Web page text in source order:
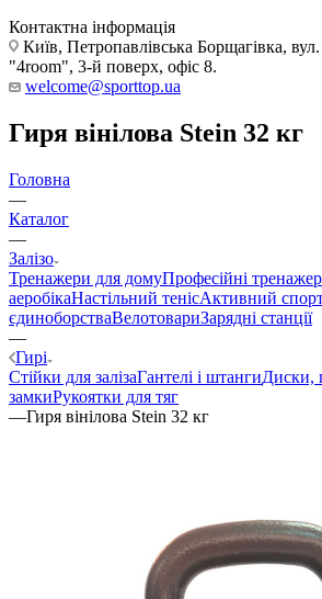
Контактна інформація
Київ, Петропавлівська Борщагівка,
"4room", 3-й поверх, офіс 8.
welcome@sporttop.ua
Гиря вінілова Stein 32 кг
Головна
—
Каталог
—
Залізо
Тренажери для домуПрофесійні
аеробікаНастільний тенісАктивний
єдиноборстваВелотовариЗарядні станції
—
Гирі
Стійки для залізаГантелі і штангиДиски,
замкиРукоятки для тяг
—Гиря вінілова Stein 32 кг